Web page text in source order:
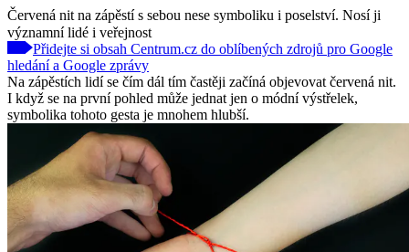
Červená nit na zápěstí s sebou nese symboliku i poselství. Nosí ji
významní lidé i veřejnost
Přidejte si obsah Centrum.cz do oblíbených zdrojů pro Google
hledání a Google zprávy
Na zápěstích lidí se čím dál tím častěji začíná objevovat červená nit.
I když se na první pohled může jednat jen o módní výstřelek,
symbolika tohoto gesta je mnohem hlubší.